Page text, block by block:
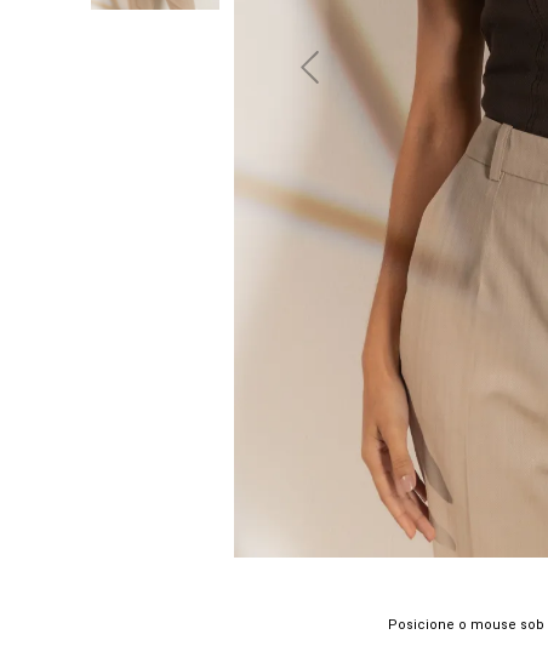
Posicione o mouse